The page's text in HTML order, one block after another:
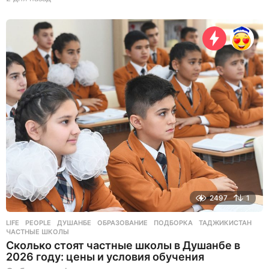
н
я
н
а
з
а
д
2497 1
LIFE ,PEOPLE ДУШАНБЕ ,ОБРАЗОВАНИЕ ,ПОДБОРКА ,ТАДЖИКИСТАН
ЧАСТНЫЕ ШКОЛЫ
Сколько стоят частные школы в Душанбе в
2026 году: цены и условия обучения